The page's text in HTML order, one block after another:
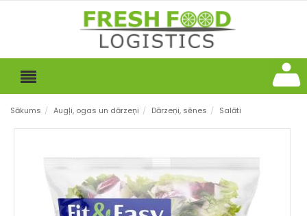
Sākums / Augļi, ogas un dārzeņi / Dārzeņi, sēnes / Salāti